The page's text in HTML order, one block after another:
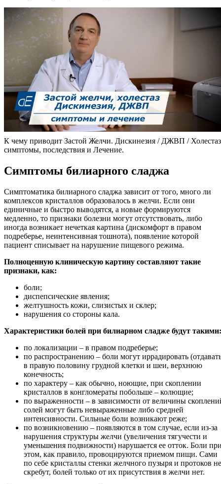
К чему приводит Застой Желчи. Дискинезия / ДЖВП /
симптомы, последствия и Лечение.
Симптомы билиарного сладжа
Симптоматика билиарного сладжа зависит от того, много ли
комплексов кристаллов образовалось в желчи. Если они
единичные и быстро выводятся, а новые формируются
медленно, то признаки болезни могут отсутствовать, либо
иногда возникает нечеткая картина (дискомфорт в правом
подреберье, неинтенсивная тошнота), появление которой
пациент списывает на нарушение пищевого режима.
Полноценную клиническую картину составляют такие
признаки, как:
боли;
диспепсические явления;
желтушность кожи, слизистых и склер;
нарушения со стороны кала.
Характеристики болей при билиарном сладже будут такими:
по локализации – в правом подреберье;
по распространению – боли могут иррадировать
в правую половину грудной клетки и шеи, верхнюю
конечность;
по характеру – как обычно, ноющие, при скоплении
кристаллов в конгломераты побольше – колющие;
по выраженности – в зависимости от величины
солей могут быть невыраженные либо средней
интенсивности. Сильные боли возникают реже;
по возникновению – появляются в том случае, если из-за
нарушения структуры желчи (увеличения тягучести и
уменьшения подвижности) нарушается ее отток. Боли
этом, как правило, провоцируются приемом пищи. Сами
по себе кристаллы стенки желчного пузыря и протоков не
скребут, болей только от их присутствия в желчи нет.